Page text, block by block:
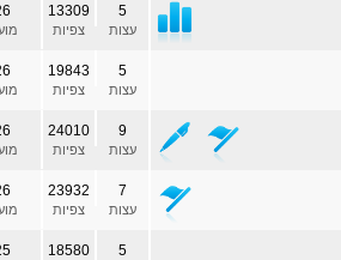
13309
צפיות
5
עצות
19843
צפיות
5
עצות
24010
צפיות
9
עצות
23932
צפיות
7
עצות
18580 5